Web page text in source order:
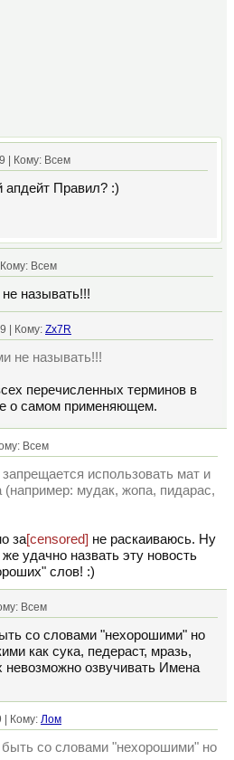
| Кому: Всем
апдейт Правил? :)
Всем
называть!!!
| Кому: Zx7R
не называть!!!
перечисленных терминов в
о самом применяющем.
Всем
использовать мат и
мудак, жопа, пидарас,
за[censored] не раскаиваюсь. Ну
удачно назвать эту новость
слов! :)
Всем
со словами "нехорошими" но
как сука, педераст, мразь,
невозможно озвучивать Имена
| Кому: Лом
со словами "нехорошими" но